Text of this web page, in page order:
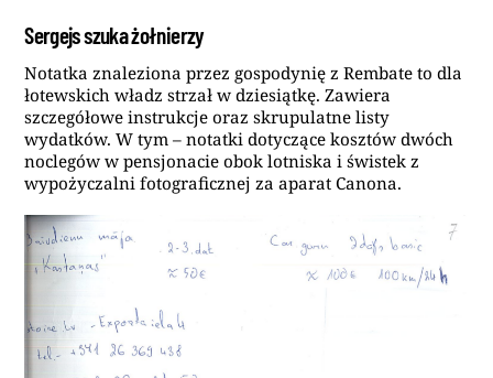
Sergejs szuka żołnierzy
Notatka znaleziona przez gospodynię z Rembate to dla
łotewskich władz strzał w dziesiątkę. Zawiera
szczegółowe instrukcje oraz skrupulatne listy
wydatków. W tym – notatki dotyczące kosztów dwóch
noclegów w pensjonacie obok lotniska i świstek z
wypożyczalni fotograficznej za aparat Canona.